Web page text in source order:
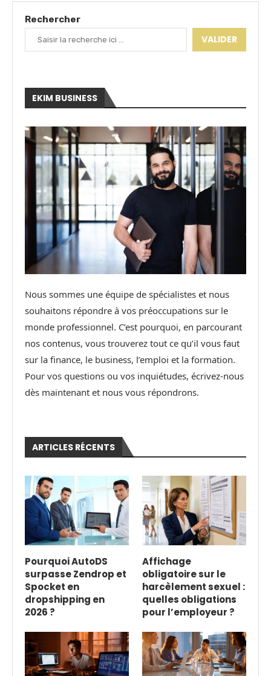
Rechercher
VALIDER
EKIM BUSINESS
Nous sommes une équipe de spécialistes et nous
souhaitons répondre à vos préoccupations sur le
monde professionnel. C’est pourquoi, en parcourant
nos contenus, vous trouverez tout ce qu’il vous faut
sur la finance, le business, l’emploi et la formation.
Pour vos questions ou vos inquiétudes, écrivez-nous
dès maintenant et nous vous répondrons.
ARTICLES RÉCENTS
Pourquoi AutoDS
surpasse Zendrop et
Spocket en
dropshipping en
2026 ?
Affichage
obligatoire sur le
harcèlement sexuel :
quelles obligations
pour l’employeur ?